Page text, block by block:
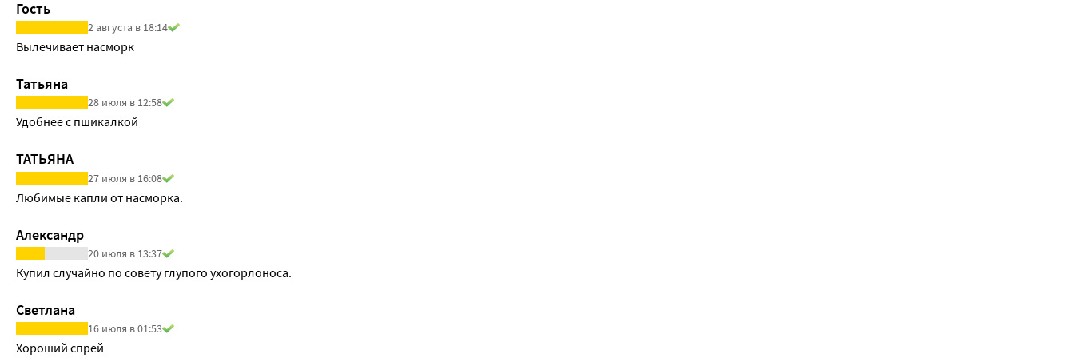
Гость
2 августа в 18:14
Вылечивает насморк
Татьяна
28 июля в 12:58
Удобнее с пшикалкой
ТАТЬЯНА
27 июля в 16:08
Любимые капли от насморка.
Александр
20 июля в 13:37
Купил случайно по совету глупого ухогорлоноса.
Светлана
16 июля в 01:53
Хороший спрей